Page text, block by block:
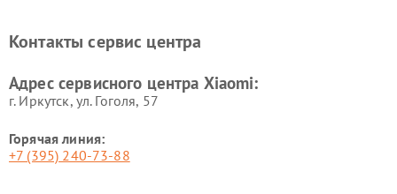
Ремонт стиральных машин
Ремонт смарт-часов Xiaomi
Контакты сервис центра
Адрес сервисного центра Xiaomi:
г. Иркутск, ул. ​Гоголя, 57
Горячая линия:
+7 (395) 240-73-88